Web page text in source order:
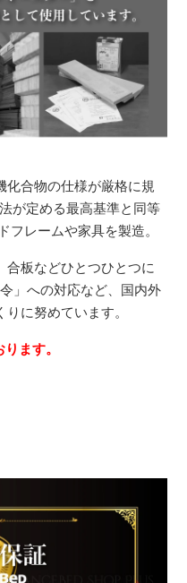
化合物の仕様が厳格に規
が定める最高基準と同等
レームや家具を製造。
合板などひとつひとつに
」への対応など、国内外
に努めています。
ます。